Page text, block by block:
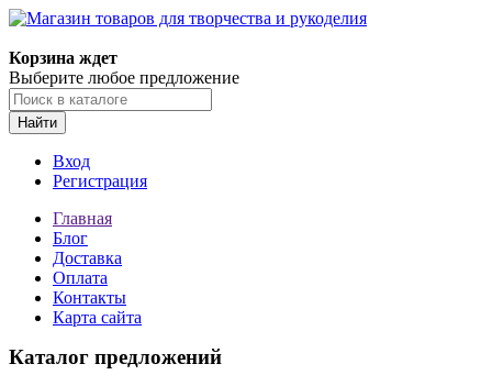
Корзина ждет
Выберите любое предложение
Найти
Вход
Регистрация
Главная
Блог
Доставка
Оплата
Контакты
Карта сайта
Каталог предложений